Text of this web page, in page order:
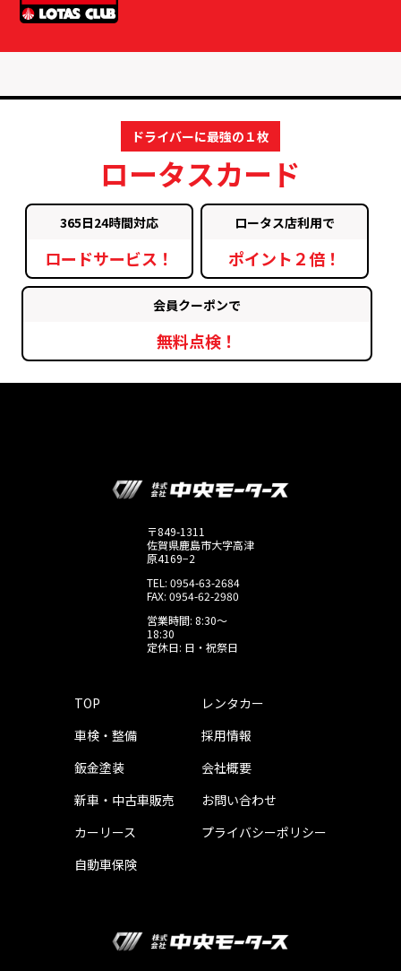
ドライバーに最強の１枚
ロータスカード
365日24時間対応
ロードサービス！
ロータス店利用で
ポイント２倍！
会員クーポンで
無料点検！
〒849-1311
佐賀県鹿島市大字高津
原4169−2
TEL: 0954-63-2684
FAX: 0954-62-2980
営業時間: 8:30〜
18:30
定休日: 日・祝祭日
TOP
車検・整備
鈑金塗装
新車・中古車販売
カーリース
自動車保険
レンタカー
採用情報
会社概要
お問い合わせ
プライバシーポリシー